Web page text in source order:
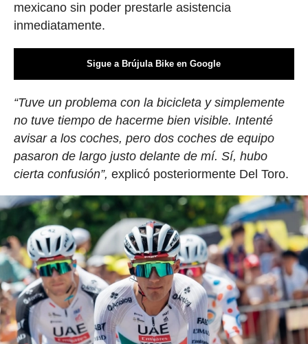
mexicano sin poder prestarle asistencia
inmediatamente.
Sigue a Brújula Bike en Google
“Tuve un problema con la bicicleta y simplemente
no tuve tiempo de hacerme bien visible. Intenté
avisar a los coches, pero dos coches de equipo
pasaron de largo justo delante de mí. Sí, hubo
cierta confusión”, explicó posteriormente Del Toro.